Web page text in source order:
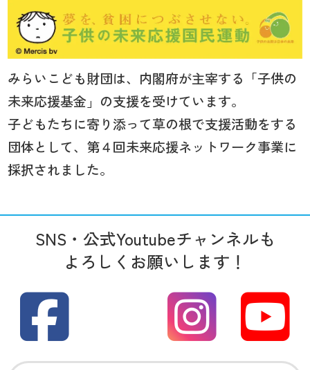
みらいこども財団は、内閣府が主宰する「子供の
未来応援基金」の支援を受けています。
子どもたちに寄り添って草の根で支援活動をする
団体として、第４回未来応援ネットワーク事業に
採択されました。
SNS・公式Youtubeチャンネルも
よろしくお願いします！